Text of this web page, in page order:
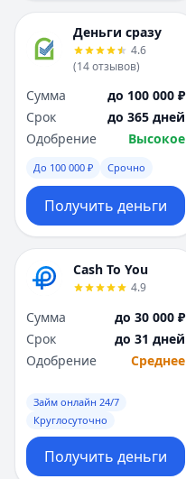
Деньги сразу
4.6
(14отзывов)
Сумма
до 100 000 ₽
Срок
до 365 дней
Одобрение
Высокое
До 100 000 ₽ Срочно
Получить деньги
Cash To You
4.9
Сумма
до 30 000 ₽
Срок
до 31 дней
Одобрение
Среднее
Займ онлайн 24/7
Круглосуточно
Получить деньги